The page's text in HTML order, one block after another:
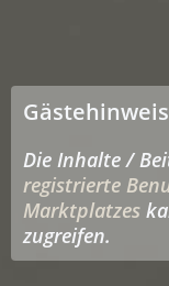
Gästehinweis
Die Inhalte /
registrierte
Marktplatzes
zugreifen.